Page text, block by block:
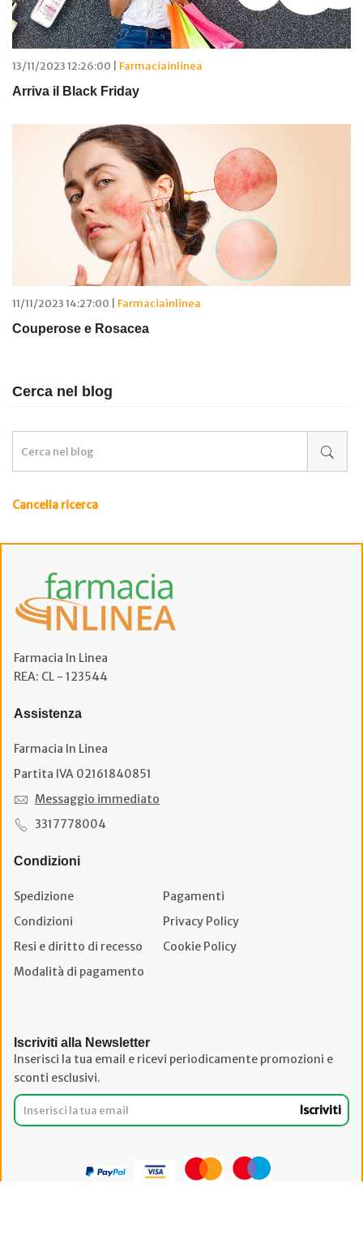
Cerca nel blog
Cancella ricerca
13/11/2023 12:26:00 | Farmaciainlinea
Arriva il Black Friday
11/11/2023 14:27:00 | Farmaciainlinea
Couperose e Rosacea
Farmacia In Linea
REA: CL - 123544
Assistenza
Farmacia In Linea
Partita IVA 02161840851
Messaggio immediato
3317778004
Condizioni
Spedizione
Pagamenti
Condizioni
Privacy Policy
Resi e diritto di recesso
Cookie Policy
Modalità di pagamento
Iscriviti alla Newsletter
Inserisci la tua email e ricevi periodicamente promozioni e
sconti esclusivi.
Iscriviti